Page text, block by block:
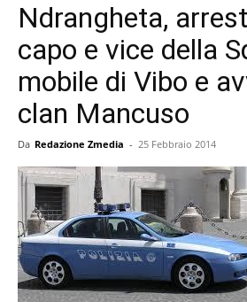
Ndrangheta,
capo e vice della
mobile di Vibo e
clan Mancuso
Da Redazione Zmedia - 25 Febbraio 2014